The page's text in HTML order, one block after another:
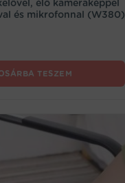
élő kameraképpel
és mikrofonnal (W380)
TESZEM